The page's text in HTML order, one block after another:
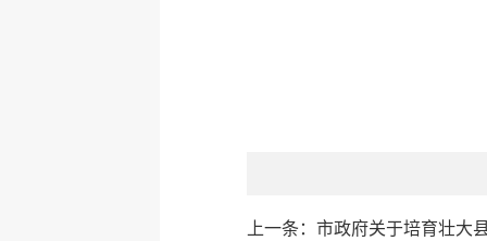
上一条： 市政府关于培育壮大